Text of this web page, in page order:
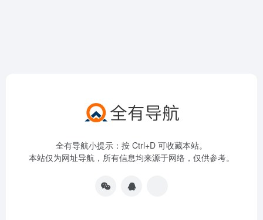
全有导航小提示：按 Ctrl+D 可收藏本站。
本站仅为网址导航，所有信息均来源于网络，仅供参考。